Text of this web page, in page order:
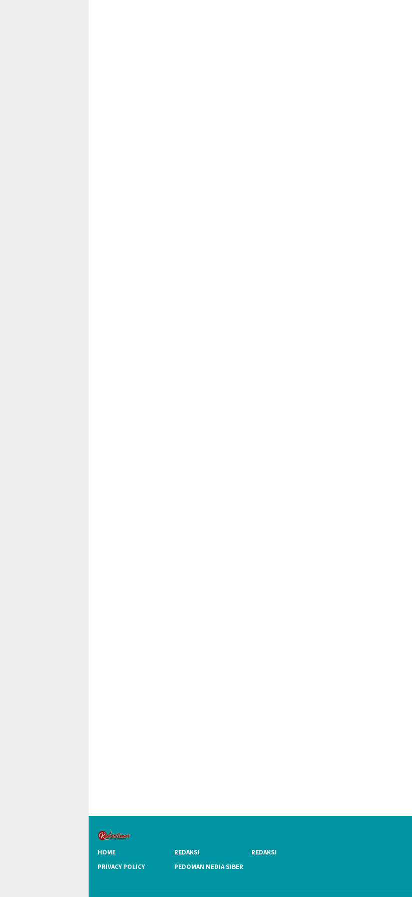
HOME REDAKSI
REDAKSI
PRIVACY POLICY
PEDOMAN MEDIA SIBER